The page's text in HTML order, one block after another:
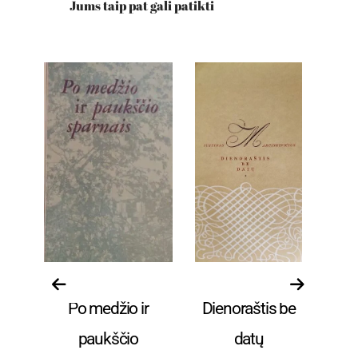
Jums taip pat gali patikti
Grožinė literatūra
Po medžio ir
paukščio
Dienoraštis be
datų